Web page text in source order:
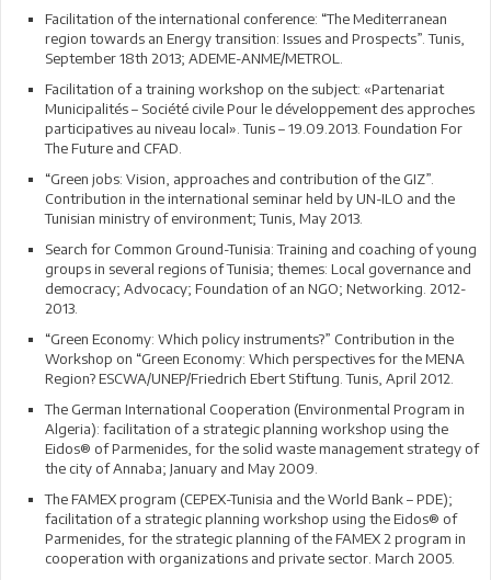
Facilitation of the international conference: “The Mediterranean
region towards an Energy transition: Issues and Prospects”. Tunis,
September 18th 2013; ADEME-ANME/METROL.
Facilitation of a training workshop on the subject: «Partenariat
Municipalités – Société civile Pour le développement des approches
participatives au niveau local». Tunis – 19.09.2013. Foundation For
The Future and CFAD.
“Green jobs: Vision, approaches and contribution of the GIZ”.
Contribution in the international seminar held by UN-ILO and the
Tunisian ministry of environment; Tunis, May 2013.
Search for Common Ground-Tunisia: Training and coaching of young
groups in several regions of Tunisia; themes: Local governance and
democracy; Advocacy; Foundation of an NGO; Networking. 2012-
2013.
“Green Economy: Which policy instruments?” Contribution in the
Workshop on “Green Economy: Which perspectives for the MENA
Region? ESCWA/UNEP/Friedrich Ebert Stiftung. Tunis, April 2012.
The German International Cooperation (Environmental Program in
Algeria): facilitation of a strategic planning workshop using the
Eidos® of Parmenides, for the solid waste management strategy of
the city of Annaba; January and May 2009.
The FAMEX program (CEPEX-Tunisia and the World Bank – PDE);
facilitation of a strategic planning workshop using the Eidos® of
Parmenides, for the strategic planning of the FAMEX 2 program in
cooperation with organizations and private sector. March 2005.